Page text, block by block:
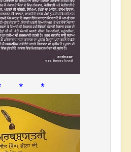
* *